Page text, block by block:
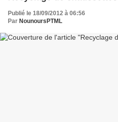
Publié le 18/09/2012 à 06:56
Par NounoursPTML